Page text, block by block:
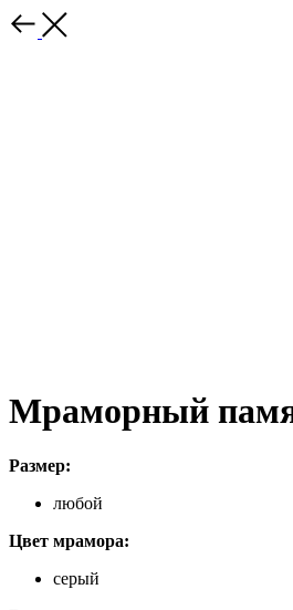
Мраморный
Размер:
любой
Цвет мрамора:
серый